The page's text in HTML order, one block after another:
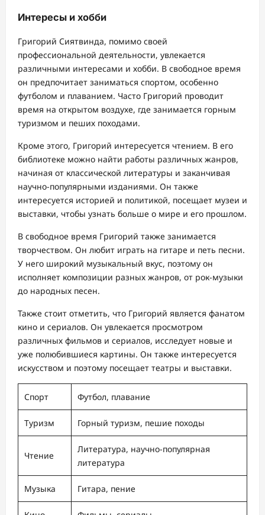
Интересы и хобби
Григорий Сиятвинда, помимо своей
профессиональной деятельности, увлекается
различными интересами и хобби. В свободное время
он предпочитает заниматься спортом, особенно
футболом и плаванием. Часто Григорий проводит
время на открытом воздухе, где занимается горным
туризмом и пеших походами.
Кроме этого, Григорий интересуется чтением. В его
библиотеке можно найти работы различных жанров,
начиная от классической литературы и заканчивая
научно-популярными изданиями. Он также
интересуется историей и политикой, посещает музеи и
выставки, чтобы узнать больше о мире и его прошлом.
В свободное время Григорий также занимается
творчеством. Он любит играть на гитаре и петь песни.
У него широкий музыкальный вкус, поэтому он
исполняет композиции разных жанров, от рок-музыки
до народных песен.
Также стоит отметить, что Григорий является фанатом
кино и сериалов. Он увлекается просмотром
различных фильмов и сериалов, исследует новые и
уже полюбившиеся картины. Он также интересуется
искусством и поэтому посещает театры и выставки.
Спорт Футбол, плавание
Туризм Горный туризм, пешие походы
Чтение
Литература, научно-популярная
литература
Музыка Гитара, пение